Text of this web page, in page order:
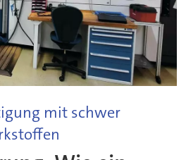
mit schwer